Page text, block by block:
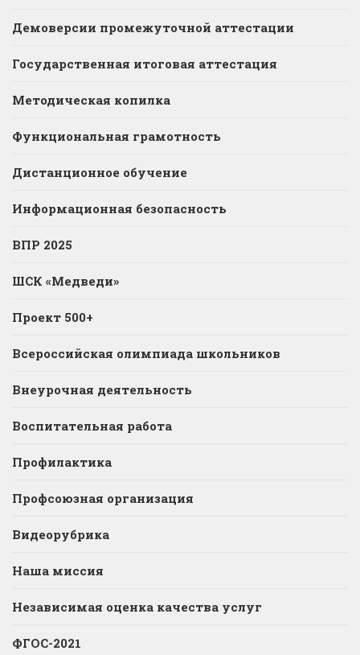
Демоверсии промежуточной аттестации
Государственная итоговая аттестация
Методическая копилка
Функциональная грамотность
Дистанционное обучение
Информационная безопасность
ВПР 2025
ШСК «Медведи»
Проект 500+
Всероссийская олимпиада школьников
Внеурочная деятельность
Воспитательная работа
Профилактика
Профсоюзная организация
Видеорубрика
Наша миссия
Независимая оценка качества услуг
ФГОС-2021